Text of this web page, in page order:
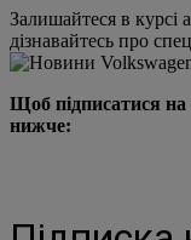
Залишайтеся в курсі
дізнавайтесь про
Щоб підписатися на
нижче: